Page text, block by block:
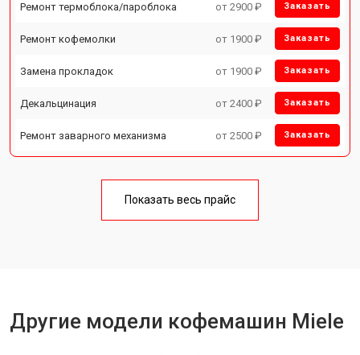
Ремонт термоблока/пароблока от 2900 ₽ Заказать
Ремонт кофемолки от 1900 ₽ Заказать
Замена прокладок от 1900 ₽ Заказать
Декальцинация от 2400 ₽ Заказать
Ремонт заварного механизма от 2500 ₽ Заказать
Показать весь прайс
Другие модели кофемашин Miele